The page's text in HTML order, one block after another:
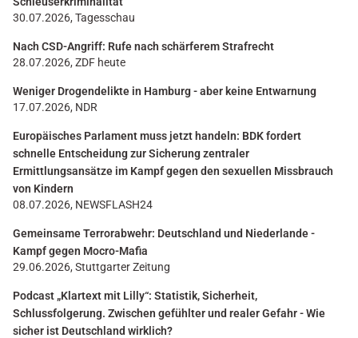
30.07.2026, Tagesschau
Nach CSD-Angriff: Rufe nach schärferem Strafrecht
28.07.2026, ZDF heute
Weniger Drogendelikte in Hamburg - aber keine Entwarnung
17.07.2026, NDR
Europäisches Parlament muss jetzt handeln: BDK fordert
schnelle Entscheidung zur Sicherung zentraler
Ermittlungsansätze im Kampf gegen den sexuellen Missbrauch
von Kindern
08.07.2026, NEWSFLASH24
Gemeinsame Terrorabwehr: Deutschland und Niederlande -
Kampf gegen Mocro-Mafia
29.06.2026, Stuttgarter Zeitung
Podcast „Klartext mit Lilly“: Statistik, Sicherheit,
Schlussfolgerung. Zwischen gefühlter und realer Gefahr - Wie
sicher ist Deutschland wirklich?